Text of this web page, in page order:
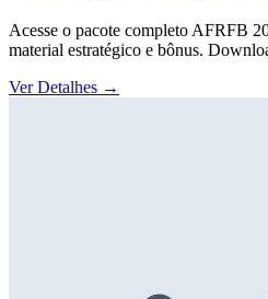
Acesse o pacote completo AFRFB
material estratégico e bônus.
Ver Detalhes →